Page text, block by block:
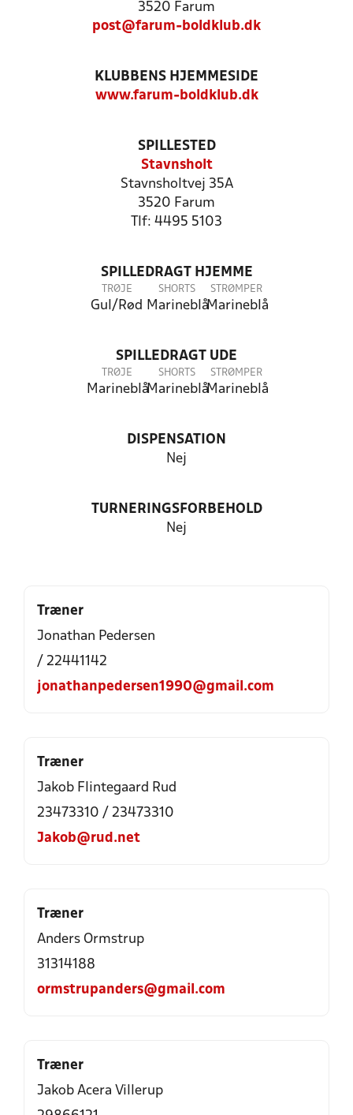
3520 Farum
post@farum-boldklub.dk
KLUBBENS HJEMMESIDE
www.farum-boldklub.dk
SPILLESTED
Stavnsholt
Stavnsholtvej 35A
3520 Farum
Tlf: 4495 5103
SPILLEDRAGT HJEMME
TRØJE
Gul/Rød
SHORTS
Marineblå
STRØMPER
Marineblå
SPILLEDRAGT UDE
TRØJE
Marineblå
SHORTS
Marineblå
STRØMPER
Marineblå
DISPENSATION
Nej
TURNERINGSFORBEHOLD
Nej
Træner
Jonathan Pedersen
/ 22441142
jonathanpedersen1990@gmail.com
Træner
Jakob Flintegaard Rud
23473310 / 23473310
Jakob@rud.net
Træner
Anders Ormstrup
31314188
ormstrupanders@gmail.com
Træner
Jakob Acera Villerup